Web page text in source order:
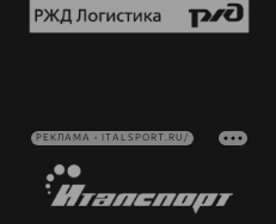
РЕКЛАМА • ITALSPORT.RU/